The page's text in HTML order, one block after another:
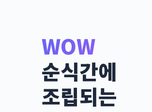
WOW
순식간에
조립되는